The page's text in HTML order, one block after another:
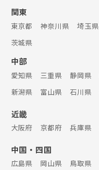
関東
東京都 神奈川県 埼玉県
茨城県
中部
愛知県 三重県 静岡県
新潟県
富山県 石川県
近畿
大阪府 京都府 兵庫県
中国・四国
広島県 岡山県 鳥取県